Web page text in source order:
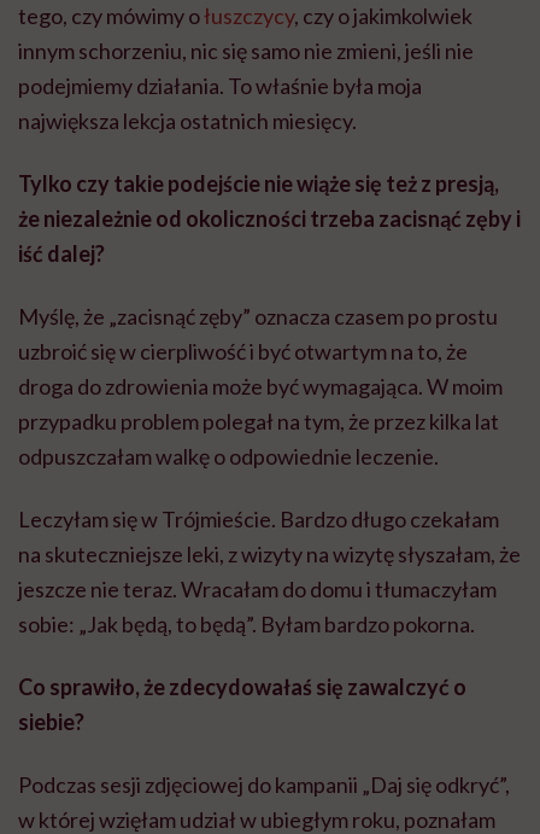
tego, czy mówimy ołuszczycy, czy o jakimkolwiek
innym schorzeniu, nic się samo nie zmieni, jeśli nie
podejmiemy działania. To właśnie była moja
największa lekcja ostatnich miesięcy.
Tylko czy takie podejście nie wiąże się też z presją,
że niezależnie od okoliczności trzeba zacisnąć zęby i
iść dalej?
Myślę, że „zacisnąć zęby” oznacza czasem po prostu
uzbroić się w cierpliwość i być otwartym na to, że
droga do zdrowienia może być wymagająca. W moim
przypadku problem polegał na tym, że przez kilka lat
odpuszczałam walkę o odpowiednie leczenie.
Leczyłam się w Trójmieście. Bardzo długo czekałam
na skuteczniejsze leki, z wizyty na wizytę słyszałam, że
jeszcze nie teraz. Wracałam do domu i tłumaczyłam
sobie: „Jak będą, to będą”. Byłam bardzo pokorna.
Co sprawiło, że zdecydowałaś się zawalczyć o
siebie?
Podczas sesji zdjęciowej do kampanii „Daj się odkryć”,
w której wzięłam udział w ubiegłym roku, poznałam